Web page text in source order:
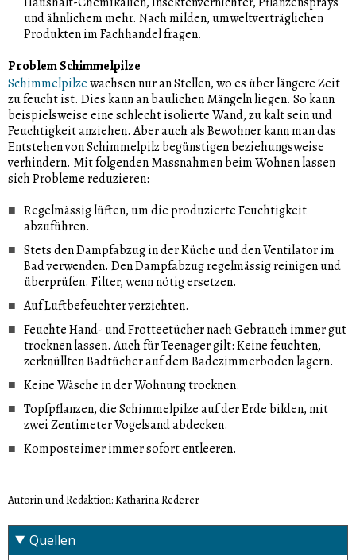
und ähnlichem mehr. Nach milden, umweltverträglichen
Produkten im Fachhandel fragen.
Problem Schimmelpilze
Schimmelpilzewachsen nur an Stellen, wo es über längere Zeit
zu feucht ist. Dies kann an baulichen Mängeln liegen. So kann
beispielsweise eine schlecht isolierte Wand, zu kalt sein und
Feuchtigkeit anziehen. Aber auch als Bewohner kann man das
Entstehen von Schimmelpilz begünstigen beziehungsweise
verhindern. Mit folgenden Massnahmen beim Wohnen lassen
sich Probleme reduzieren:
Regelmässig lüften, um die produzierte Feuchtigkeit
abzuführen.
Stets den Dampfabzug in der Küche und den Ventilator im
Bad verwenden. Den Dampfabzug regelmässig reinigen und
überprüfen. Filter, wenn nötig ersetzen.
Auf Luftbefeuchter verzichten.
Feuchte Hand- und Frotteetücher nach Gebrauch immer gut
trocknen lassen. Auch für Teenager gilt: Keine feuchten,
zerknüllten Badtücher auf dem Badezimmerboden lagern.
Keine Wäsche in der Wohnung trocknen.
Topfpflanzen, die Schimmelpilze auf der Erde bilden, mit
zwei Zentimeter Vogelsand abdecken.
Komposteimer immer sofort entleeren.
Autorin und Redaktion: Katharina Rederer
Quellen